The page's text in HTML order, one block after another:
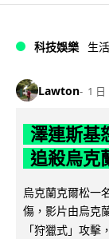
科技娛樂 生
Lawton 1 日
澤連斯基
追殺烏克
烏克蘭克爾松一
傷，影片由烏克
「狩獵式」攻擊